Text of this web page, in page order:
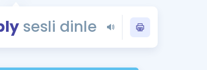
YDS - YÖKDİL Tüm Sınavlarla İlgili Haberler
İngilizce Gramer
İngilizce Gramer ve Konu Anlatımı
sesli dinle